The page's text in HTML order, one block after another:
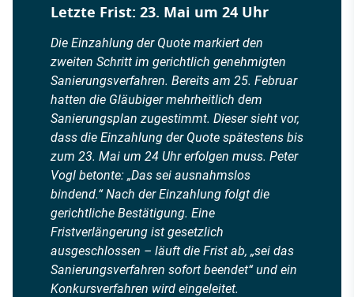
Letzte Frist: 23. Mai um 24 Uhr
Die Einzahlung der Quote markiert den
zweiten Schritt im gerichtlich genehmigten
Sanierungsverfahren. Bereits am 25. Februar
hatten die Gläubiger mehrheitlich dem
Sanierungsplan zugestimmt. Dieser sieht vor,
dass die Einzahlung der Quote spätestens bis
zum 23. Mai um 24 Uhr erfolgen muss. Peter
Vogl betonte: „Das sei ausnahmslos
bindend.“ Nach der Einzahlung folgt die
gerichtliche Bestätigung. Eine
Fristverlängerung ist gesetzlich
ausgeschlossen – läuft die Frist ab, „sei das
Sanierungsverfahren sofort beendet“ und ein
Konkursverfahren wird eingeleitet.